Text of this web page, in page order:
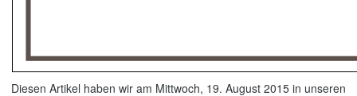
Diesen Artikel haben wir am Mittwoch, 19. August 2015 in unseren